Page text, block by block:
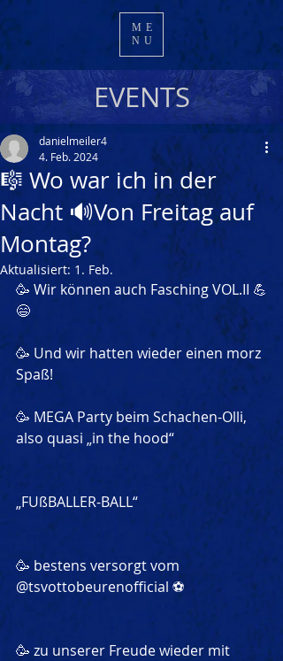
ME
NU
EVENTS
🎼 Wo war ich in der
Nacht 🔊Von Freitag auf
Montag?
danielmeiler4
4. Feb. 2024
Aktualisiert: 1. Feb.
🥳 Wir können auch Fasching VOL.II 💪
😄
🥳 Und wir hatten wieder einen morz
Spaß!
🥳 MEGA Party beim Schachen-Olli,
also quasi „in the hood“
„FUßBALLER-BALL“
🥳 bestens versorgt vom
@tsvottobeurenofficial ⚽️
🥳 zu unserer Freude wieder mit